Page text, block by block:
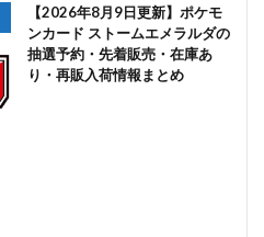
【2026年8月9日更新】ポケモ
ンカード ストームエメラルダの
抽選予約・先着販売・在庫あ
り・再販入荷情報まとめ